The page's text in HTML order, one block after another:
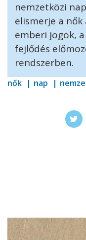
nemzetközi
elismerje a
emberi jogok,
fejlődés
rendszerben.
nők nap